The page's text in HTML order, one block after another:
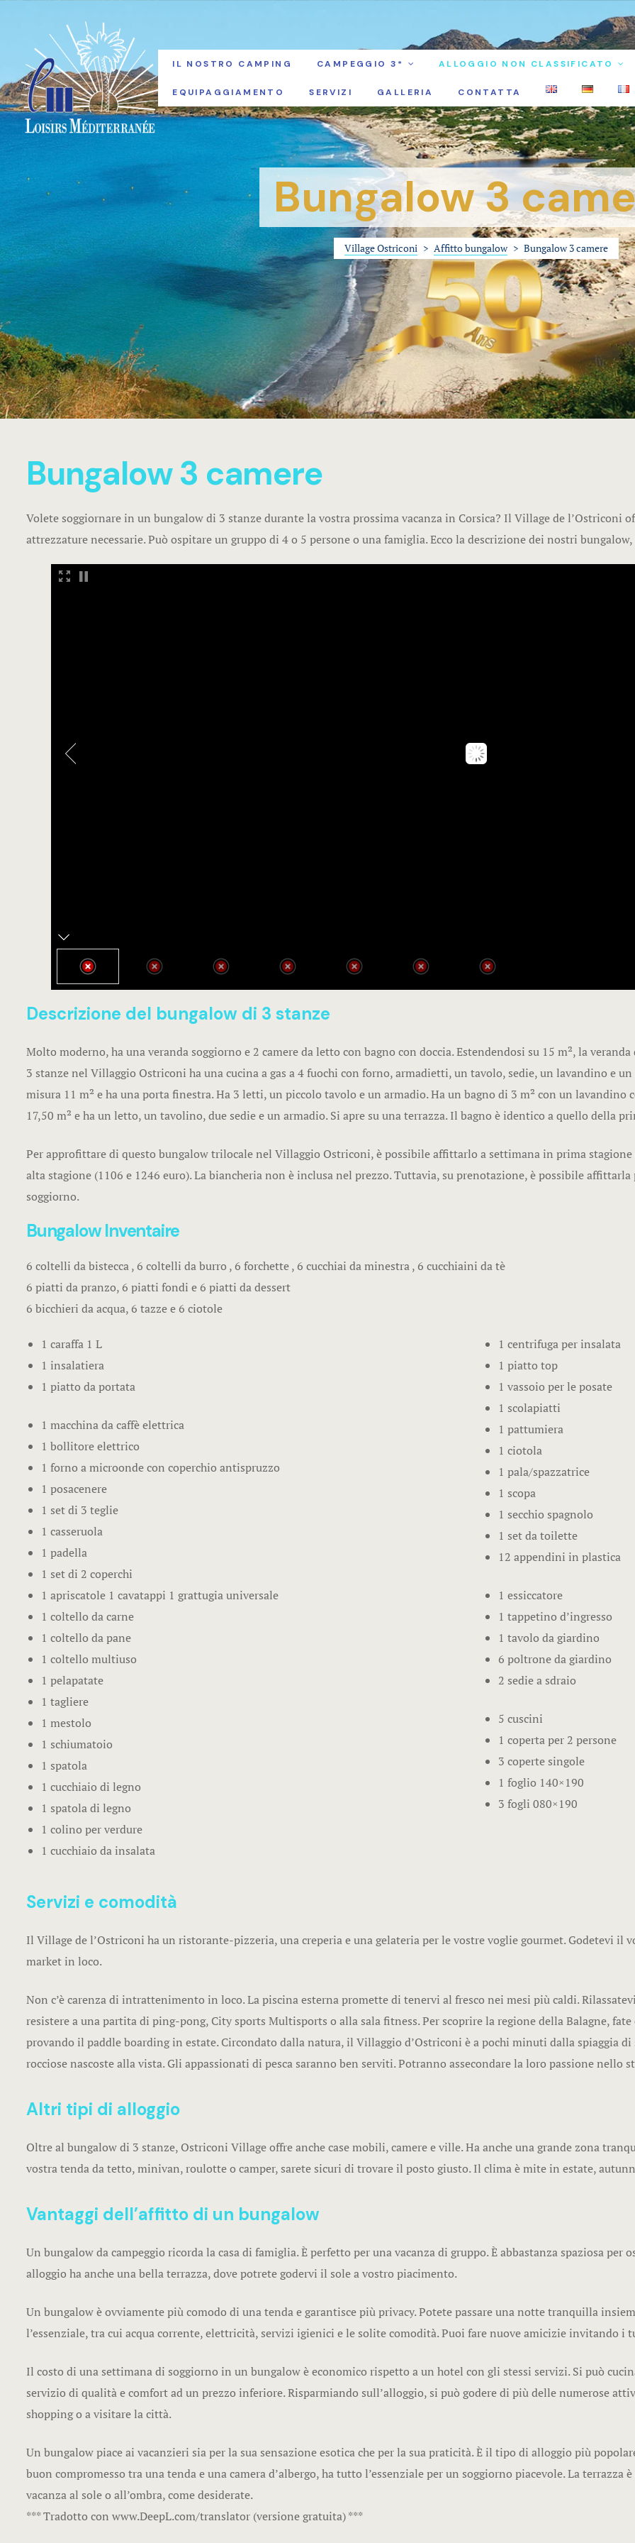
IL NOSTRO CAMPING CAMPEGGIO 3* ALLOGGIO NON CLASSIFICATO
EQUIPAGGIAMENTO SERVIZI GALLERIA CONTATTA
Bungalow 3
Village Ostriconi > Affitto bungalow > Bungalow 3 camere
Bungalow 3 camere
Volete soggiornare in un bungalow di 3 stanze durante la vostra prossima vacanza in Corsica? Il Village de
attrezzature necessarie. Può ospitare un gruppo di 4 o 5 persone o una famiglia. Ecco la descrizione dei nostri
Descrizione del bungalow di 3 stanze
Molto moderno, ha una veranda soggiorno e 2 camere da letto con bagno con doccia. Estendendosi su 15 m², la
3 stanze nel Villaggio Ostriconi ha una cucina a gas a 4 fuochi con forno, armadietti, un tavolo, sedie, un lavandino e
misura 11 m² e ha una porta finestra. Ha 3 letti, un piccolo tavolo e un armadio. Ha un bagno di 3 m² con un lavandino
17,50 m² e ha un letto, un tavolino, due sedie e un armadio. Si apre su una terrazza. Il bagno è identico a quello della
Per approfittare di questo bungalow trilocale nel Villaggio Ostriconi, è possibile affittarlo a settimana in prima
alta stagione (1106 e 1246 euro). La biancheria non è inclusa nel prezzo. Tuttavia, su prenotazione, è possibile
soggiorno.
Bungalow Inventaire
6 coltelli da bistecca , 6 coltelli da burro , 6 forchette , 6 cucchiai da minestra , 6 cucchiaini da tè
6 piatti da pranzo, 6 piatti fondi e 6 piatti da dessert
6 bicchieri da acqua, 6 tazze e 6 ciotole
1 caraffa 1 L
1 insalatiera
1 piatto da portata
1 macchina da caffè elettrica
1 bollitore elettrico
1 forno a microonde con coperchio antispruzzo
1 posacenere
1 set di 3 teglie
1 casseruola
1 padella
1 set di 2 coperchi
1 apriscatole 1 cavatappi 1 grattugia universale
1 coltello da carne
1 coltello da pane
1 coltello multiuso
1 pelapatate
1 tagliere
1 mestolo
1 schiumatoio
1 spatola
1 cucchiaio di legno
1 spatola di legno
1 colino per verdure
1 cucchiaio da insalata
1 centrifuga per insalata
1 piatto top
1 vassoio per le posate
1 scolapiatti
1 pattumiera
1 ciotola
1 pala/spazzatrice
1 scopa
1 secchio spagnolo
1 set da toilette
12 appendini in plastica
1 essiccatore
1 tappetino d’ingresso
1 tavolo da giardino
6 poltrone da giardino
2 sedie a sdraio
5 cuscini
1 coperta per 2 persone
3 coperte singole
1 foglio 140×190
3 fogli 080×190
Servizi e comodità
Il Village de l’Ostriconi ha un ristorante-pizzeria, una creperia e una gelateria per le vostre voglie gourmet. Godetevi
market in loco.
Non c’è carenza di intrattenimento in loco. La piscina esterna promette di tenervi al fresco nei mesi più caldi.
resistere a una partita di ping-pong, City sports Multisports o alla sala fitness. Per scoprire la regione della Balagne,
provando il paddle boarding in estate. Circondato dalla natura, il Villaggio d’Ostriconi è a pochi minuti dalla spiaggia
rocciose nascoste alla vista. Gli appassionati di pesca saranno ben serviti. Potranno assecondare la loro passione nello
Altri tipi di alloggio
Oltre al bungalow di 3 stanze, Ostriconi Village offre anche case mobili, camere e ville. Ha anche una grande zona
vostra tenda da tetto, minivan, roulotte o camper, sarete sicuri di trovare il posto giusto. Il clima è mite in estate,
Vantaggi dell’affitto di un bungalow
Un bungalow da campeggio ricorda la casa di famiglia. È perfetto per una vacanza di gruppo. È abbastanza spaziosa
alloggio ha anche una bella terrazza, dove potrete godervi il sole a vostro piacimento.
Un bungalow è ovviamente più comodo di una tenda e garantisce più privacy. Potete passare una notte tranquilla
l’essenziale, tra cui acqua corrente, elettricità, servizi igienici e le solite comodità. Puoi fare nuove amicizie invitando i
Il costo di una settimana di soggiorno in un bungalow è economico rispetto a un hotel con gli stessi servizi. Si può
servizio di qualità e comfort ad un prezzo inferiore. Risparmiando sull’alloggio, si può godere di più delle numerose
shopping o a visitare la città.
Un bungalow piace ai vacanzieri sia per la sua sensazione esotica che per la sua praticità. È il tipo di alloggio più
buon compromesso tra una tenda e una camera d’albergo, ha tutto l’essenziale per un soggiorno piacevole. La
vacanza al sole o all’ombra, come desiderate.
*** Tradotto con www.DeepL.com/translator (versione gratuita) ***